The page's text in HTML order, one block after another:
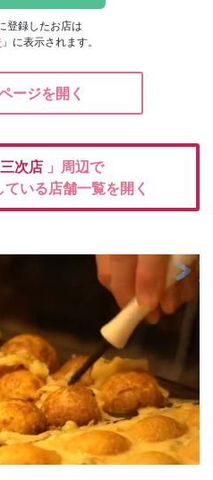
登録したお店は
」に表示されます。
ージを開く
三次店 」周辺で
いる店舗一覧を開く